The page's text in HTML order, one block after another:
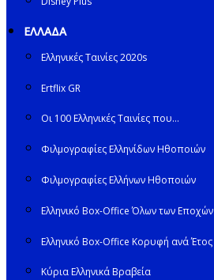
ΕΛΛΑΔΑ
Ελληνικές Ταινίες 2020s
Ertflix GR
Οι 100 Ελληνικές Ταινίες που…
Φιλμογραφίες Ελληνίδων Ηθοποιών
Φιλμογραφίες Ελλήνων Ηθοποιών
Ελληνικό Box-Office Όλων των Εποχών
Ελληνικό Box-Office Κορυφή ανά Έτος
Κύρια Ελληνικά Βραβεία